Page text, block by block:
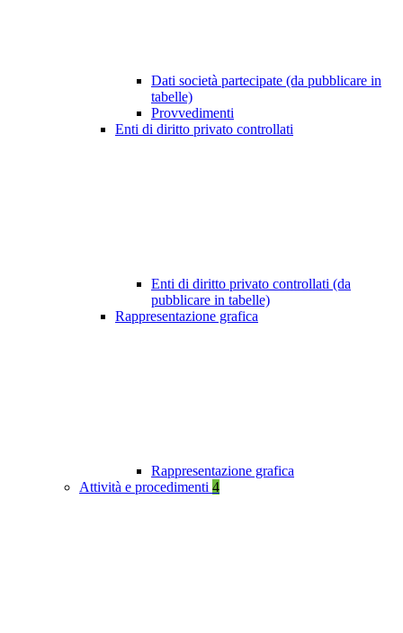
Dati società partecipate (da pubblicare in
tabelle)
Provvedimenti
Enti di diritto privato controllati
Enti di diritto privato controllati (da
pubblicare in tabelle)
Rappresentazione grafica
Rappresentazione grafica
Attività e procedimenti 4